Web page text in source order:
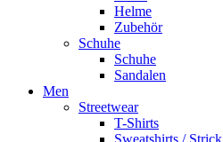
Helme
Zubehör
Schuhe
Schuhe
Sandalen
Men
Streetwear
T-Shirts
Sweatshirts / Strick